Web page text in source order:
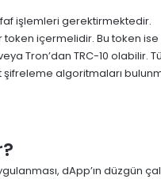
işlemleri gerektirmektedir.
içermelidir. Bu token
Tron’dan TRC-10 olabilir.
algoritmaları
dApp’ın düzgün